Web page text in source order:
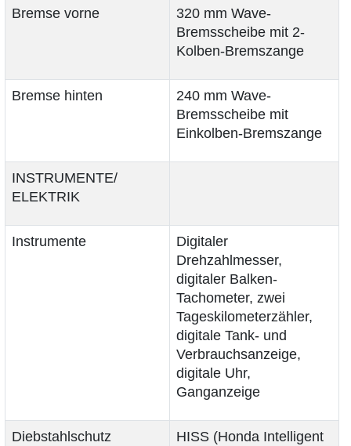
Bremse vorne
320 mm Wave-
Bremsscheibe mit 2-
Kolben-Bremszange
Bremse hinten
240 mm Wave-
Bremsscheibe mit
Einkolben-Bremszange
INSTRUMENTE/
ELEKTRIK
Instrumente
Digitaler
Drehzahlmesser,
digitaler Balken-
Tachometer, zwei
Tageskilometerzähler,
digitale Tank- und
Verbrauchsanzeige,
digitale Uhr,
Ganganzeige
Diebstahlschutz
HISS (Honda Intelligent